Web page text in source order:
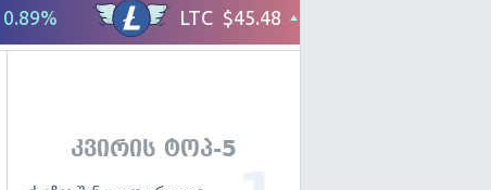
კვირის ტოპ-5